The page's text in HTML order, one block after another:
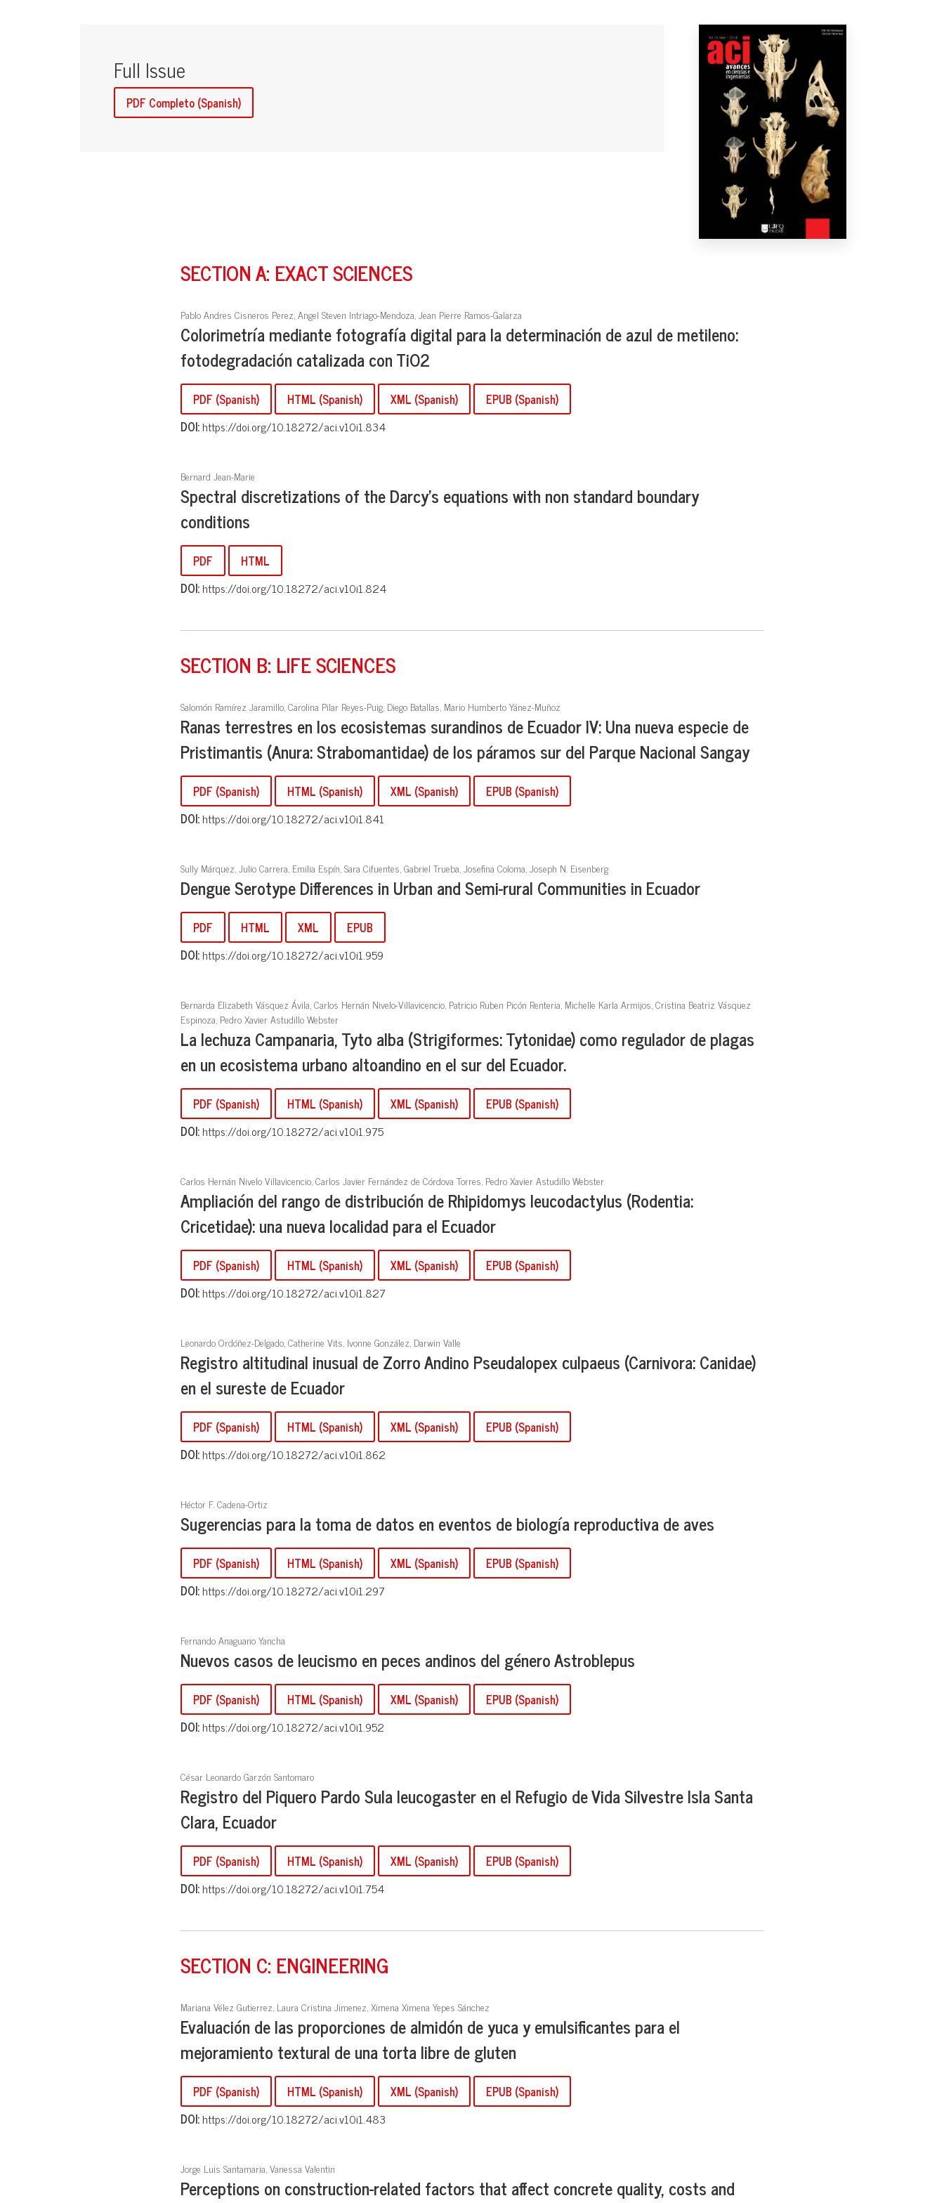
Full Issue
PDF Completo (Spanish)
SECTION A: EXACT SCIENCES
Pablo Andres Cisneros Perez, Angel Steven Intriago-Mendoza, Jean Pierre Ramos-Galarza
Colorimetría mediante fotografía digital para la determinación de azul de metileno:
fotodegradación catalizada con TiO2
PDF (Spanish) HTML (Spanish) XML (Spanish)
EPUB (Spanish)
DOI:https://doi.org/10.18272/aci.v10i1.834
Bernard Jean-Marie
Spectral discretizations of the Darcy's equations with non standard boundary
conditions
PDF
HTML
DOI:https://doi.org/10.18272/aci.v10i1.824
SECTION B: LIFE SCIENCES
Salomón Ramírez Jaramillo, Carolina Pilar Reyes-Puig, Diego Batallas, Mario Humberto Yánez-Muñoz
Ranas terrestres en los ecosistemas surandinos de Ecuador IV: Una nueva especie de
Pristimantis (Anura: Strabomantidae) de los páramos sur del Parque Nacional Sangay
PDF (Spanish) HTML (Spanish) XML (Spanish)
EPUB (Spanish)
DOI:https://doi.org/10.18272/aci.v10i1.841
Sully Márquez, Julio Carrera, Emilia Espín, Sara Cifuentes, Gabriel Trueba, Josefina Coloma, Joseph N. Eisenberg
Dengue Serotype Differences in Urban and Semi-rural Communities in Ecuador
PDF HTML XML
EPUB
DOI:https://doi.org/10.18272/aci.v10i1.959
Bernarda Elizabeth Vásquez Ávila, Carlos Hernán Nivelo-Villavicencio, Patricio Ruben Picón Renteria, Michelle Karla Armijos, Cristina Beatriz Vásquez
Espinoza, Pedro Xavier Astudillo Webster
La lechuza Campanaria, Tyto alba (Strigiformes: Tytonidae) como regulador de plagas
en un ecosistema urbano altoandino en el sur del Ecuador.
PDF (Spanish) HTML (Spanish) XML (Spanish)
EPUB (Spanish)
DOI:https://doi.org/10.18272/aci.v10i1.975
Carlos Hernán Nivelo Villavicencio, Carlos Javier Fernández de Córdova Torres, Pedro Xavier Astudillo Webster
Ampliación del rango de distribución de Rhipidomys leucodactylus (Rodentia:
Cricetidae): una nueva localidad para el Ecuador
PDF (Spanish) HTML (Spanish) XML (Spanish)
EPUB (Spanish)
DOI:https://doi.org/10.18272/aci.v10i1.827
Leonardo Ordóñez-Delgado, Catherine Vits, Ivonne González, Darwin Valle
Registro altitudinal inusual de Zorro Andino Pseudalopex culpaeus (Carnivora: Canidae)
en el sureste de Ecuador
PDF (Spanish) HTML (Spanish) XML (Spanish)
EPUB (Spanish)
DOI:https://doi.org/10.18272/aci.v10i1.862
Héctor F. Cadena-Ortiz
Sugerencias para la toma de datos en eventos de biología reproductiva de aves
PDF (Spanish) HTML (Spanish) XML (Spanish)
EPUB (Spanish)
DOI:https://doi.org/10.18272/aci.v10i1.297
Fernando Anaguano Yancha
Nuevos casos de leucismo en peces andinos del género Astroblepus
PDF (Spanish) HTML (Spanish) XML (Spanish)
EPUB (Spanish)
DOI:https://doi.org/10.18272/aci.v10i1.952
César Leonardo Garzón Santomaro
Registro del Piquero Pardo Sula leucogaster en el Refugio de Vida Silvestre Isla Santa
Clara, Ecuador
PDF (Spanish) HTML (Spanish) XML (Spanish)
EPUB (Spanish)
DOI:https://doi.org/10.18272/aci.v10i1.754
SECTION C: ENGINEERING
Mariana Vélez Gutierrez, Laura Cristina Jimenez, Ximena Ximena Yepes Sánchez
Evaluación de las proporciones de almidón de yuca y emulsificantes para el
mejoramiento textural de una torta libre de gluten
PDF (Spanish) HTML (Spanish) XML (Spanish)
EPUB (Spanish)
DOI:https://doi.org/10.18272/aci.v10i1.483
Jorge Luis Santamaria, Vanessa Valentin
Perceptions on construction-related factors that affect concrete quality, costs and